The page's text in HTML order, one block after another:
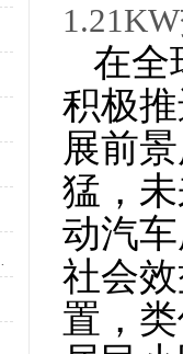
1.
在全
积极
展前
猛，
动汽
社会
置，